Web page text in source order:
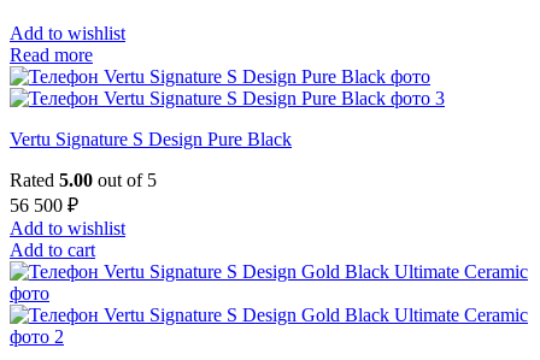
Add to wishlist
Read more
Vertu Signature S Design Pure Black
Rated 5.00 out of 5
56 500 ₽
Add to wishlist
Add to cart